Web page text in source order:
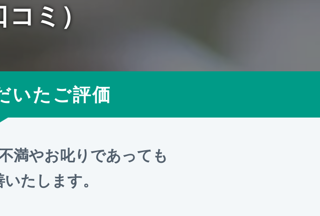
ミ）
いたご評価
満やお叱り であっても
たします。